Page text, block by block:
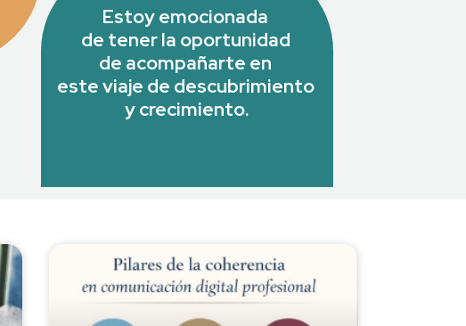
Estoy emocionada
de tener la oportunidad
de acompañarte en
este viaje de descubrimiento
y crecimiento.